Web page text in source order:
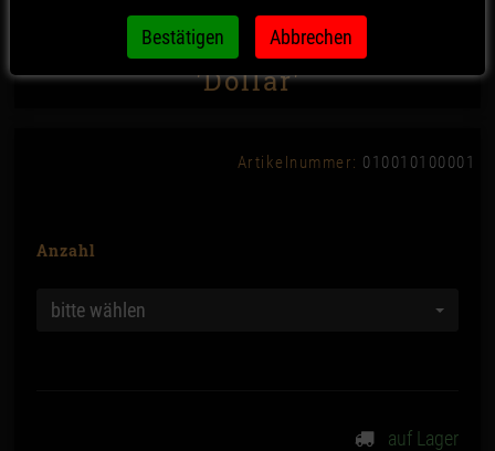
Nummer 20 - Zip-Beutel 50µ,
'Dollar'
Artikelnummer: 010010100001
Anzahl
bitte wählen
auf Lager